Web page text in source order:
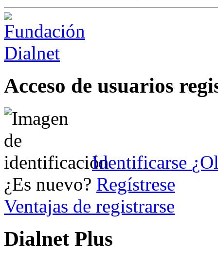
Acceso de usuarios
Identificarse
¿Es nuevo? Regístrese
Ventajas de registrarse
Dialnet Plus